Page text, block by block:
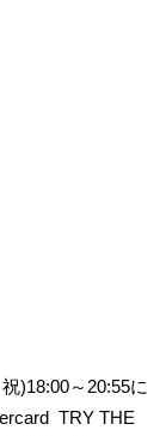
)18:00～20:55に
TRY THE